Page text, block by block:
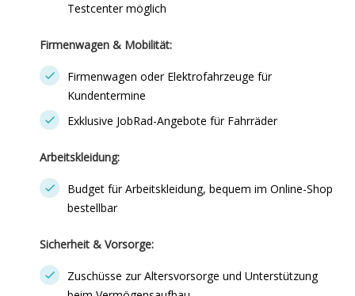
Testcenter möglich
Firmenwagen & Mobilität:
Firmenwagen oder Elektrofahrzeuge für
Kundentermine
Exklusive JobRad-Angebote für Fahrräder
Arbeitskleidung:
Budget für Arbeitskleidung, bequem im Online-Shop
bestellbar
Sicherheit & Vorsorge:
Zuschüsse zur Altersvorsorge und Unterstützung